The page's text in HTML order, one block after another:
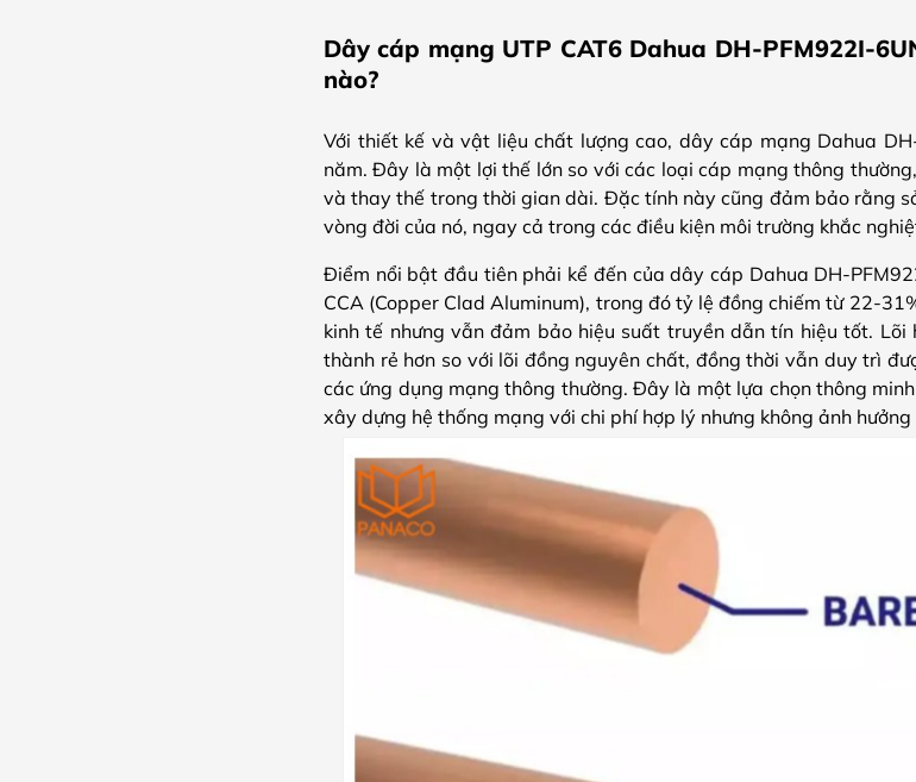
Dây cáp mạng UTP CAT6 Dahua DH-PFM922I-
nào?
Với thiết kế và vật liệu chất lượng cao, dây cáp mạng Dahua
năm. Đây là một lợi thế lớn so với các loại cáp mạng thông
và thay thế trong thời gian dài. Đặc tính này cũng đảm bảo rằng
vòng đời của nó, ngay cả trong các điều kiện môi trường khắc
Điểm nổi bật đầu tiên phải kể đến của dây cáp Dahua DH-
CCA (Copper Clad Aluminum), trong đó tỷ lệ đồng chiếm từ 22-
kinh tế nhưng vẫn đảm bảo hiệu suất truyền dẫn tín hiệu tốt. Lõi
thành rẻ hơn so với lõi đồng nguyên chất, đồng thời vẫn duy trì
các ứng dụng mạng thông thường. Đây là một lựa chọn thông
xây dựng hệ thống mạng với chi phí hợp lý nhưng không ảnh